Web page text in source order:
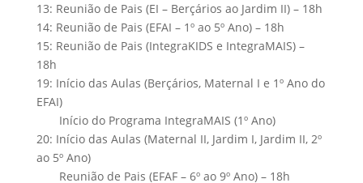
13: Reunião de Pais (EI – Berçários ao Jardim II) – 18h
14: Reunião de Pais (EFAI – 1º ao 5º Ano) – 18h
15: Reunião de Pais (IntegraKIDS e IntegraMAIS) –
18h
19: Início das Aulas (Berçários, Maternal I e 1º Ano do
EFAI)
Início do Programa IntegraMAIS (1º Ano)
20: Início das Aulas (Maternal II, Jardim I, Jardim II, 2º
ao 5º Ano)
Reunião de Pais (EFAF – 6º ao 9º Ano) – 18h